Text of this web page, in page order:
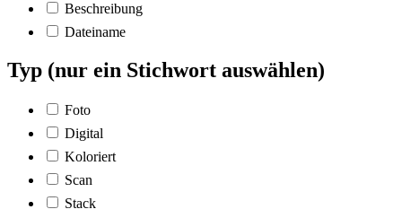
Beschreibung
Dateiname
Typ (nur ein Stichwort auswählen)
Foto
Digital
Koloriert
Scan
Stack